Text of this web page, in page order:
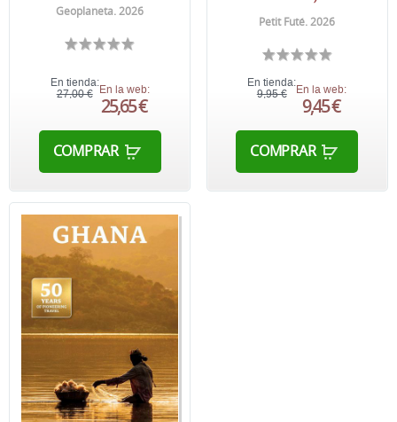
Geoplaneta. 2026
En tienda:
27,00 € En la web:
25,65 €
COMPRAR
Petit Futé. 2026
En tienda:
9,95 €
En la web:
9,45 €
COMPRAR